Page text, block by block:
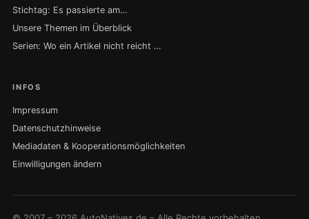
Stichtag: Es passierte am…
Unsere Themen im Überblick
Serien: Wo ein Artikel nicht reicht …
INFOS
Impressum
Datenschutzhinweise
Mediadaten & Kooperationsmöglichkeiten
Einwilligungen ändern